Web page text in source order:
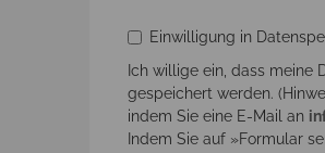
Einwilligung in
Ich willige ein, dass meine
gespeichert werden.
indem Sie eine E-Mail an
Indem Sie auf »Formular